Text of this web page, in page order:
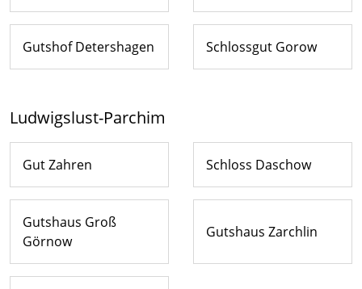
Gutshof Detershagen Schlossgut Gorow
Ludwigslust-Parchim
Gut Zahren Schloss Daschow
Gutshaus Groß
Görnow
Gutshaus Zarchlin